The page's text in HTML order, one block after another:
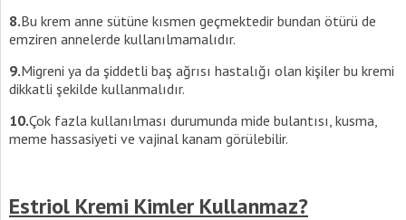
8.Bu krem anne sütüne kısmen geçmektedir bundan ötürü de
emziren annelerde kullanılmamalıdır.
9.Migreni ya da şiddetli baş ağrısı hastalığı olan kişiler bu kremi
dikkatli şekilde kullanmalıdır.
10.Çok fazla kullanılması durumunda mide bulantısı, kusma,
meme hassasiyeti ve vajinal kanam görülebilir.
Estriol Kremi Kimler Kullanmaz?